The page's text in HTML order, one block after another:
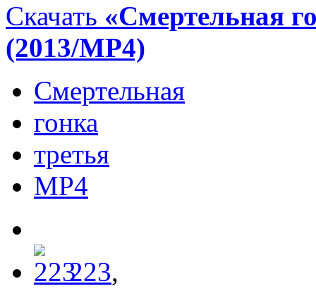
Скачать «Смертельная
(2013/МР4)
Смертельная
гонка
третья
МР4
223,